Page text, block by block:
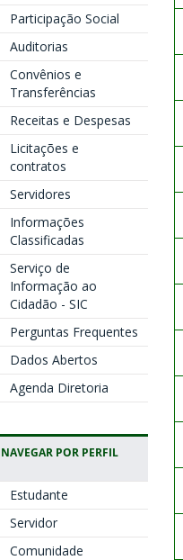
Participação Social
Auditorias
Convênios e
Transferências
Receitas e Despesas
Licitações e
contratos
Servidores
Informações
Classificadas
Serviço de
Informação ao
Cidadão - SIC
Perguntas Frequentes
Dados Abertos
Agenda Diretoria
NAVEGAR POR PERFIL
Estudante
Servidor
Comunidade